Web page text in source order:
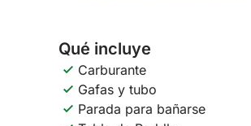
Qué incluye
Carburante
Gafas y tubo
Parada para bañarse